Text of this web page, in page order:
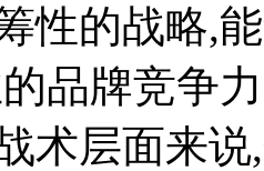
性的战略,
品牌竞争
层面来说,